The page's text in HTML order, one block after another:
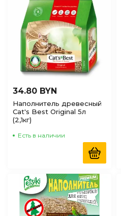
34.80 BYN
Наполнитель древесный
Cat's Best Original 5л
(2,1кг)
Есть в наличии